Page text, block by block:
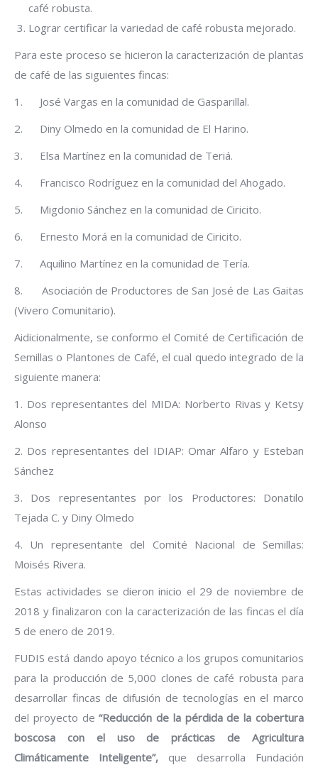
café robusta.
Lograr certificar la variedad de café robusta mejorado.
Para este proceso se hicieron la caracterización de plantas
de café de las siguientes fincas:
1. José Vargas en la comunidad de Gasparillal.
2. Diny Olmedo en la comunidad de El Harino.
3. Elsa Martínez en la comunidad de Teriá.
4. Francisco Rodríguez en la comunidad del Ahogado.
5. Migdonio Sánchez en la comunidad de Ciricito.
6. Ernesto Morá en la comunidad de Ciricito.
7. Aquilino Martínez en la comunidad de Tería.
8. Asociación de Productores de San José de Las Gaitas
(Vivero Comunitario).
Aidicionalmente, se conformo el Comité de Certificación de
Semillas o Plantones de Café, el cual quedo integrado de la
siguiente manera:
1. Dos representantes del MIDA: Norberto Rivas y Ketsy
Alonso
2. Dos representantes del IDIAP: Omar Alfaro y Esteban
Sánchez
3. Dos representantes por los Productores: Donatilo
Tejada C. y Diny Olmedo
4. Un representante del Comité Nacional de Semillas:
Moisés Rivera.
Estas actividades se dieron inicio el 29 de noviembre de
2018 y finalizaron con la caracterización de las fincas el día
5 de enero de 2019.
FUDIS está dando apoyo técnico a los grupos comunitarios
para la producción de 5,000 clones de café robusta para
desarrollar fincas de difusión de tecnologías en el marco
del proyecto de“Reducción de la pérdida de la cobertura
boscosa con el uso de prácticas de Agricultura
Climáticamente Inteligente”, que desarrolla Fundación